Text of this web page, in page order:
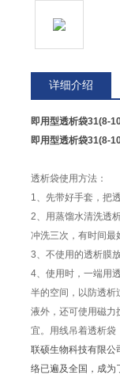
详细介绍
即用型透析袋31(8-
即用型透析袋31(8-
透析袋使用方法：
1、先带好手套，把
2、用蒸馏水清洗透
冲洗三次，有时间最
3、不使用的透析膜
4、使用时，一端用
半的空间，以防透析
液外，还可使用磁力
宜。用线吊着透析袋
联硕生物科技有限公
络已遍及全国，成为